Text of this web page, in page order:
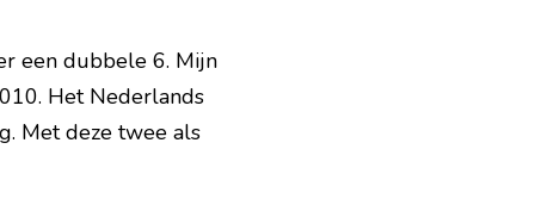
een dubbele 6. Mijn
Het Nederlands
Met deze twee als